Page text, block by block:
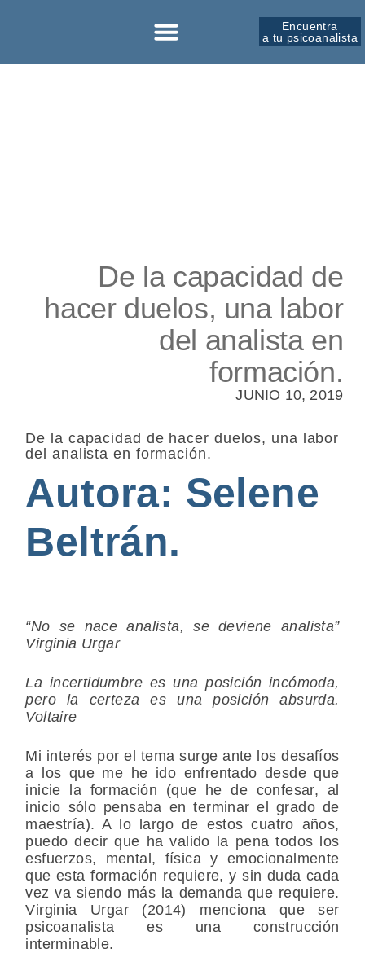
Encuentra
a tu psicoanalista
De la capacidad de
hacer duelos, una labor
del analista en
formación.
JUNIO 10, 2019
De la capacidad de hacer duelos, una labor
del analista en formación.
Autora: Selene
Beltrán.
“No se nace analista, se deviene analista”
Virginia Urgar
La incertidumbre es una posición incómoda,
pero la certeza es una posición absurda.
Voltaire
Mi interés por el tema surge ante los desafíos
a los que me he ido enfrentado desde que
inicie la formación (que he de confesar, al
inicio sólo pensaba en terminar el grado de
maestría). A lo largo de estos cuatro años,
puedo decir que ha valido la pena todos los
esfuerzos, mental, física y emocionalmente
que esta formación requiere, y sin duda cada
vez va siendo más la demanda que requiere.
Virginia Urgar (2014) menciona que ser
psicoanalista es una construcción
interminable.